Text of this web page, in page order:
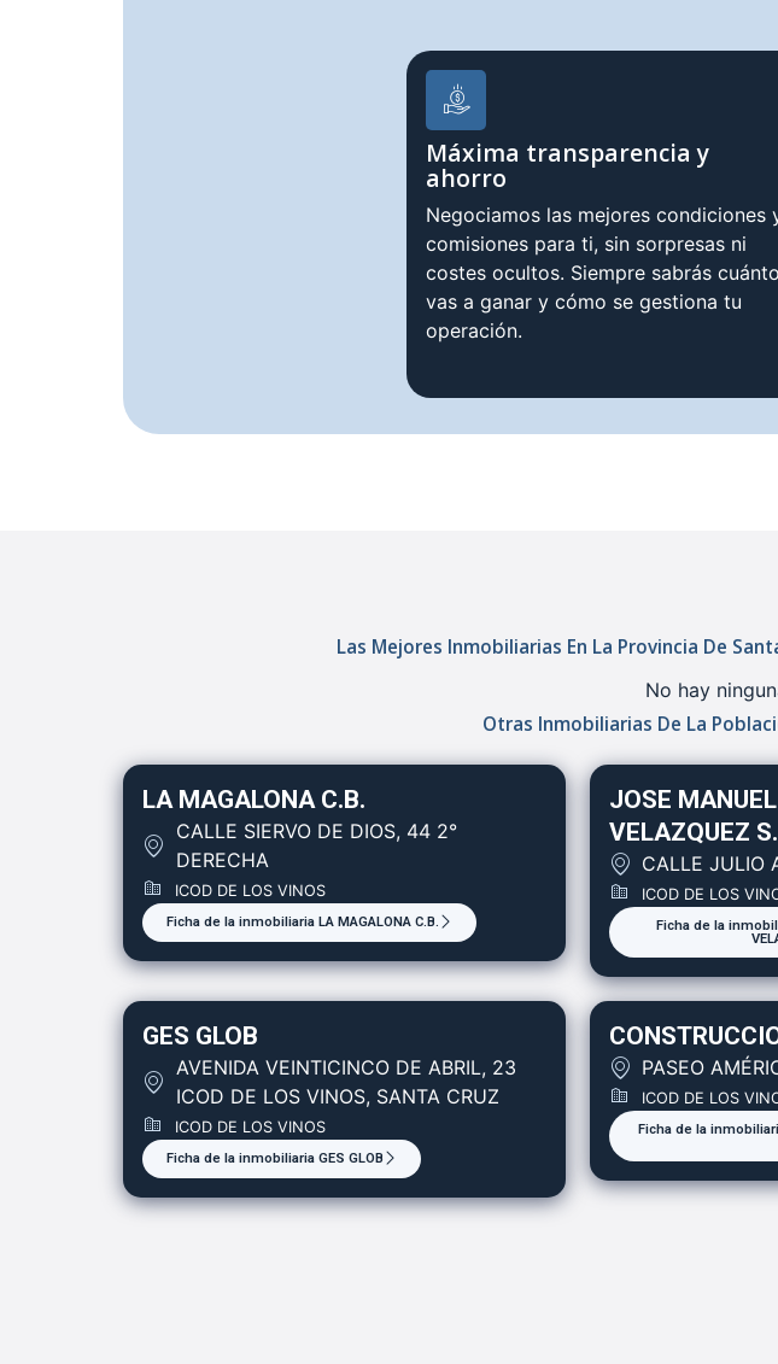
Máxima transparencia y
ahorro
Negociamos las mejores condiciones
comisiones para ti, sin sorpresas ni
costes ocultos. Siempre sabrás cuánto
vas a ganar y cómo se gestiona tu
operación.
Las Mejores Inmobiliarias En La Provincia De
No hay
Otras Inmobiliarias De La
LA MAGALONA C.B.
CALLE SIERVO DE DIOS, 44 2°
DERECHA
ICOD DE LOS VINOS
Ficha de la inmobiliaria LA MAGALONA C.B.
JOSE
VELAZQUEZ
CALLE JULIO
ICOD DE LOS
Ficha de la
GES GLOB
AVENIDA VEINTICINCO DE ABRIL, 23
ICOD DE LOS VINOS, SANTA CRUZ
ICOD DE LOS VINOS
Ficha de la inmobiliaria GES GLOB
PASEO
ICOD DE LOS
Ficha de la